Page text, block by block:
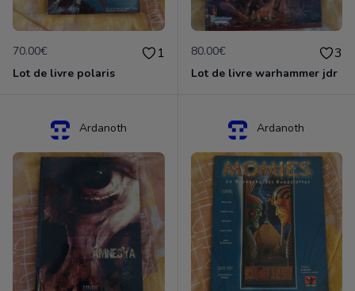
70.00€ 1
Lot de livre polaris
80.00€ 3
Lot de livre warhammer jdr
Ardanoth Ardanoth